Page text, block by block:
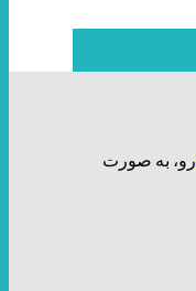
رو، به صورت